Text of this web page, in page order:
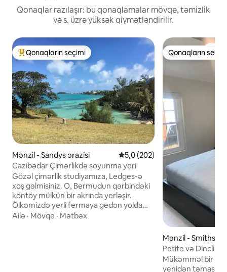
Qonaqlar razılaşır: bu qonaqlamalar mövqe, təmizlik
və s. üzrə yüksək qiymətləndirilir.
Populyar "Qonaqların seçimi"
Qonaqların seçimi
Mənzil - Sandys ərazisi Ortalama reytinq 5,0/5, 202 rəy
5,0 (202)
Cazibədar Çimərlikdə soyunma yeri
Gözəl çimərlik studiyamıza, Ledges-ə
xoş gəlmisiniz. O, Bermudun qərbindəki
köntöy mülkün bir akrında yerləşir.
Ölkəmizdə yerli fermaya gedən yolda
gəzintilər edin. Avtobus dayanacağı
Ailə · Mövqe · Mətbəx
Qonaqların
Qonaqların
Mənzil - Smiths
Petite və Dinclik
Çimərlikdə
Mükəmməl bir
yenidən təmasda